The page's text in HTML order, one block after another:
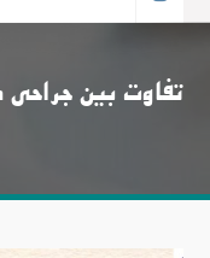
تفاوت بین